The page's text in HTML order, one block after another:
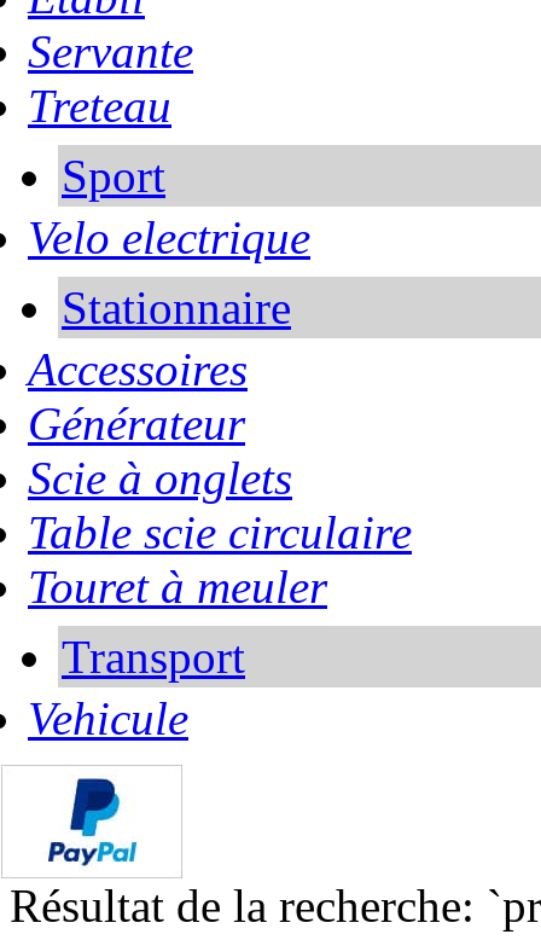
Servante
Treteau
Sport
Velo electrique
Stationnaire
Accessoires
Générateur
Scie à onglets
Table scie circulaire
Touret à meuler
Transport
Vehicule
Résultat de la recherche: